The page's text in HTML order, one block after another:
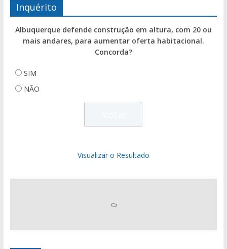
Inquérito
Albuquerque defende construção em altura, com 20 ou
mais andares, para aumentar oferta habitacional.
Concorda?
SIM
NÃO
Visualizar o Resultado